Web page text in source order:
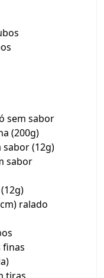
sem sabor
(200g)
sabor (12g)
sabor
ralado
finas